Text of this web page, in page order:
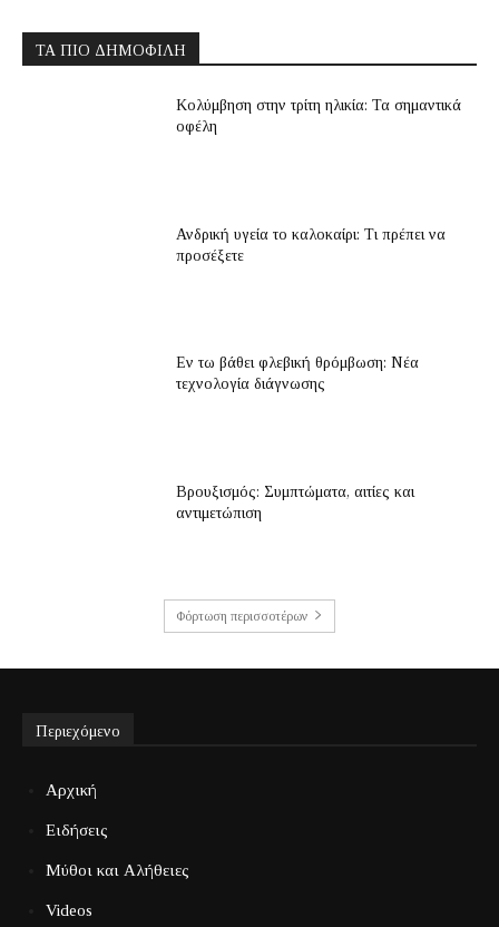
ΤΑ ΠΙΟ ΔΗΜΟΦΙΛΉ
Κολύμβηση στην τρίτη ηλικία: Τα σημαντικά
οφέλη
Ανδρική υγεία το καλοκαίρι: Τι πρέπει να
προσέξετε
Εν τω βάθει φλεβική θρόμβωση: Νέα
τεχνολογία διάγνωσης
Βρουξισμός: Συμπτώματα, αιτίες και
αντιμετώπιση
Φόρτωση περισσοτέρων
Περιεχόμενο
Αρχική
Ειδήσεις
Μύθοι και Αλήθειες
Videos